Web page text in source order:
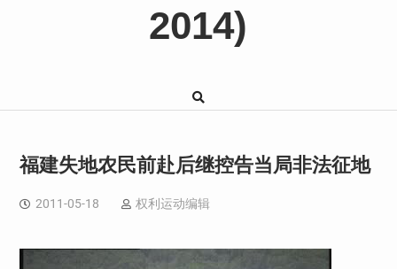
2014)
福建失地农民前赴后继控告当局非法征地
2011-05-18 权利运动编辑